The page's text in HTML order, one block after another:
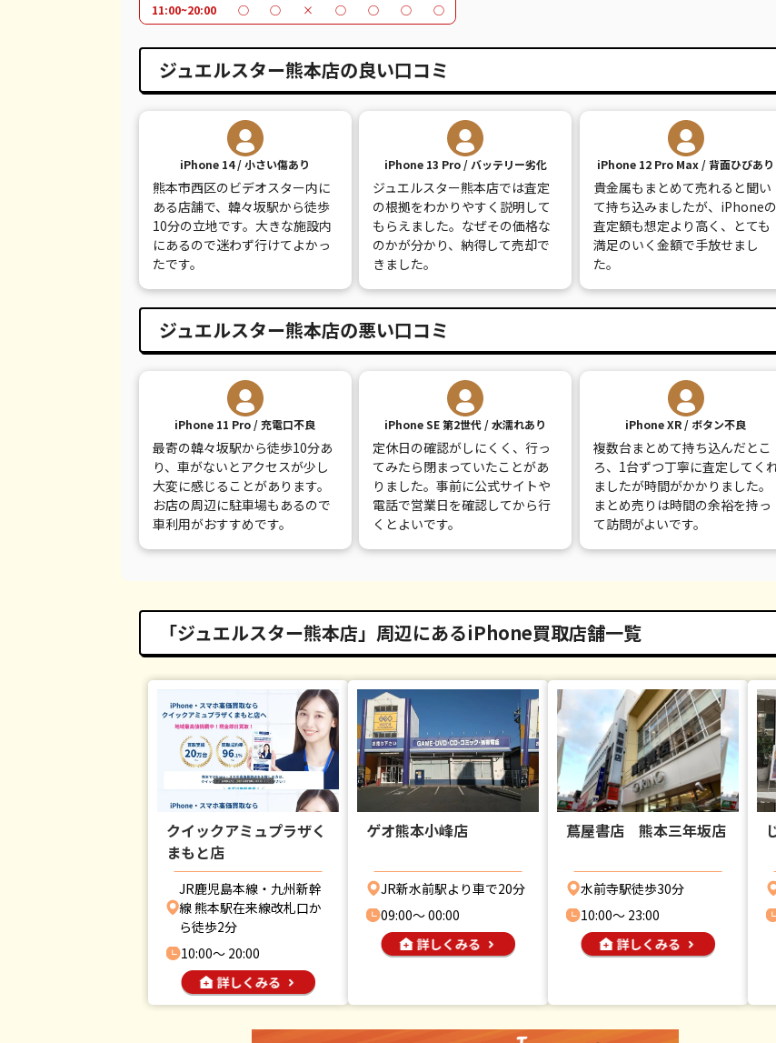
iPhone 11 Pro Max
iPhone XR
iPhone XS
iPhone XS Max
iPhone X
iPhone 8 Plus
iPhone 8
都度見積(非公開)
都度見積(非公開)
都度見積(非公開)
都度見積(非公開)
都度見積(非公開)
都度見積(非公開)
¥39,600
¥18,100
¥20,600
¥14,100
¥30,100
¥9,100
¥14,000
¥15,000
¥10,000
¥13,000
¥8,000
¥15,000
¥16,000
¥9,000
¥14,000
¥8,500
¥16,000
¥18,000
¥12,000
¥13,000
¥8,500
11:00~20:00
○ ○ × ○ ○ ○ ○
ジュエルスター熊本店の良い口コミ
iPhone 14 / 小さい傷あり
熊本市西区のビデオスター内に
ある店舗で、韓々坂駅から徒歩
10分の立地です。大きな施設内
にあるので迷わず行けてよかっ
たです。
iPhone 13 Pro / バッテリー劣化
ジュエルスター熊本店では査定
の根拠をわかりやすく説明して
もらえました。なぜその価格な
のかが分かり、納得して売却で
きました。
iPhone 12 Pro Max / 背面ひびあり
貴金属もまとめて売れると聞い
て持ち込みましたが、iPhoneの
査定額も想定より高く、とても
満足のいく金額で手放せまし
た。
ジュエルスター熊本店の悪い口コミ
iPhone 11 Pro / 充電口不良
最寄の韓々坂駅から徒歩10分あ
り、車がないとアクセスが少し
大変に感じることがあります。
お店の周辺に駐車場もあるので
車利用がおすすめです。
iPhone SE 第2世代 / 水濡れあり
定休日の確認がしにくく、行っ
てみたら閉まっていたことがあ
りました。事前に公式サイトや
電話で営業日を確認してから行
くとよいです。
iPhone XR / ボタン不良
複数台まとめて持ち込んだとこ
ろ、1台ずつ丁寧に査定してく
ましたが時間がかかりました。
まとめ売りは時間の余裕を持っ
て訪問がよいです。
「ジュエルスター熊本店」周辺にあるiPhone買取店舗一覧
クイックアミュプラザく
まもと店
JR鹿児島本線・九州新幹
線 熊本駅在来線改札口か
ら徒歩2分
10:00〜 20:00
ゲオ熊本小峰店
JR新水前駅より車で20分
09:00〜 00:00
蔦屋書店 熊本三年坂店
水前寺駅徒歩30分
10:00〜 23:00